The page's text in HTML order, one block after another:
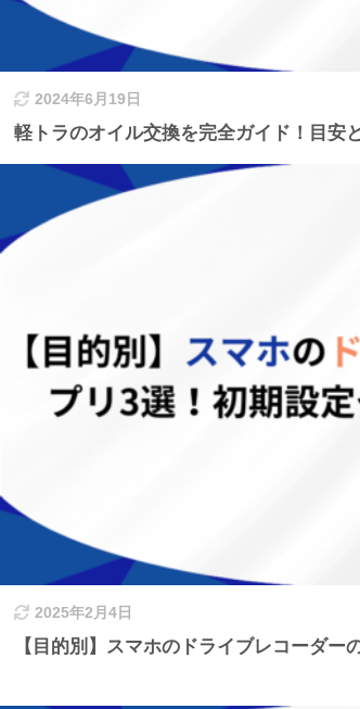
2024年6月19日
軽トラのオイル交換を完全ガイド！目安
2025年2月4日
【目的別】スマホのドライブレコーダ